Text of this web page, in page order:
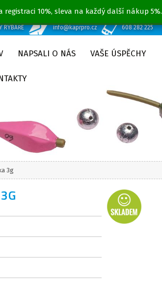
10%, sleva na každý další nákup 5%.
RYBÁŘE info@kaprpro.cz 608 282 225
NAPSALI O NÁS VAŠE ÚSPĚCHY
3g